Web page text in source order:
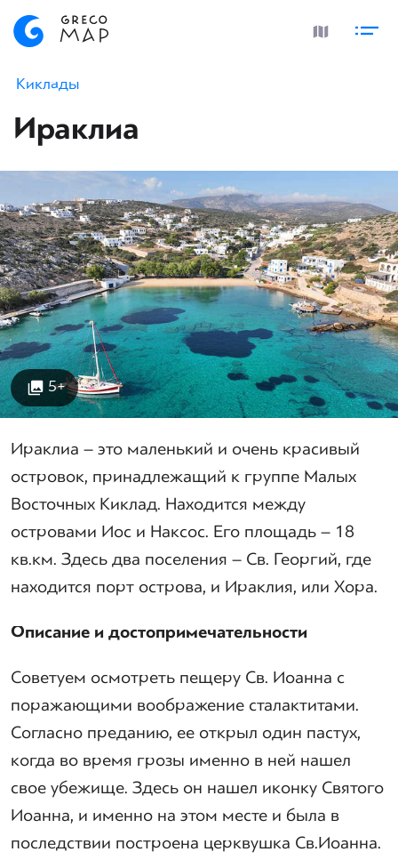
Киклады
Ираклиа
5+
Ираклиа – это маленький и очень красивый
островок, принадлежащий к группе Малых
Восточных Киклад. Находится между
островами Иос и Наксос. Его площадь – 18
кв.км. Здесь два поселения – Св. Георгий, где
находится порт острова, и Ираклия, или Хора.
Описание и достопримечательности
Советуем осмотреть пещеру Св. Иоанна с
поражающими воображение сталактитами.
Согласно преданию, ее открыл один пастух,
когда во время грозы именно в ней нашел
свое убежище. Здесь он нашел иконку Святого
Иоанна, и именно на этом месте и была в
последствии построена церквушка Св.Иоанна.